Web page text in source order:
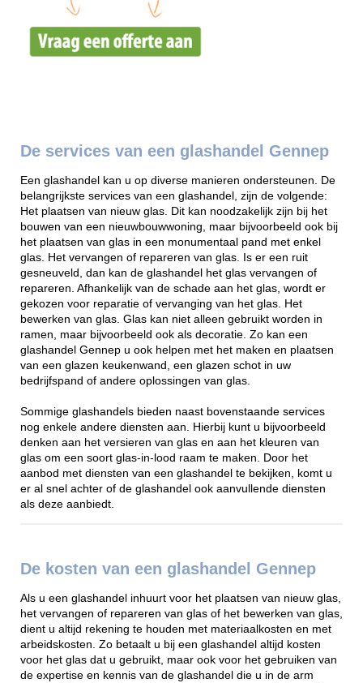
De services van een glashandel Gennep
Een glashandel kan u op diverse manieren ondersteunen. De
belangrijkste services van een glashandel, zijn de volgende:
Het plaatsen van nieuw glas. Dit kan noodzakelijk zijn bij het
bouwen van een nieuwbouwwoning, maar bijvoorbeeld ook bij
het plaatsen van glas in een monumentaal pand met enkel
glas. Het vervangen of repareren van glas. Is er een ruit
gesneuveld, dan kan de glashandel het glas vervangen of
repareren. Afhankelijk van de schade aan het glas, wordt er
gekozen voor reparatie of vervanging van het glas. Het
bewerken van glas. Glas kan niet alleen gebruikt worden in
ramen, maar bijvoorbeeld ook als decoratie. Zo kan een
glashandel Gennep u ook helpen met het maken en plaatsen
van een glazen keukenwand, een glazen schot in uw
bedrijfspand of andere oplossingen van glas.
Sommige glashandels bieden naast bovenstaande services
nog enkele andere diensten aan. Hierbij kunt u bijvoorbeeld
denken aan het versieren van glas en aan het kleuren van
glas om een soort glas-in-lood raam te maken. Door het
aanbod met diensten van een glashandel te bekijken, komt u
er al snel achter of de glashandel ook aanvullende diensten
als deze aanbiedt.
De kosten van een glashandel Gennep
Als u een glashandel inhuurt voor het plaatsen van nieuw glas,
het vervangen of repareren van glas of het bewerken van glas,
dient u altijd rekening te houden met materiaalkosten en met
arbeidskosten. Zo betaalt u bij een glashandel altijd kosten
voor het glas dat u gebruikt, maar ook voor het gebruiken van
de expertise en kennis van de glashandel die u in de arm